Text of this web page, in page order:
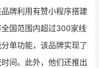
牌利用有赞小程序搭建
国范围内超过300家线
单功能，该品牌实现了
间。此外，他们还推出